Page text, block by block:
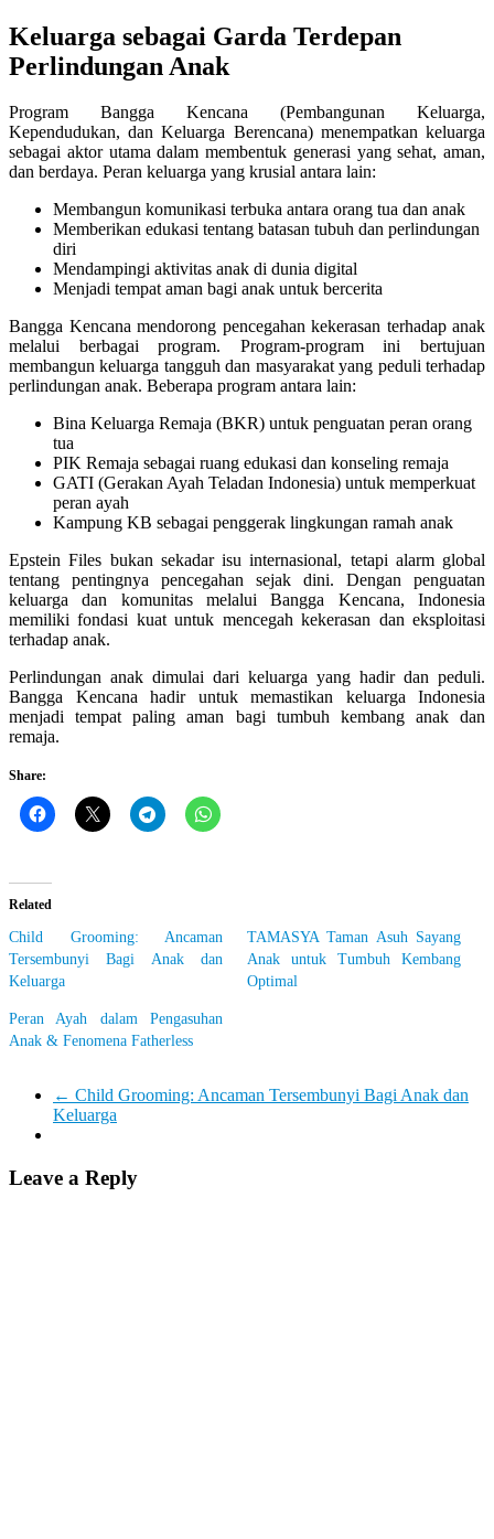
Keluarga sebagai Garda Terdepan
Perlindungan Anak
Program Bangga Kencana (Pembangunan Keluarga,
Kependudukan, dan Keluarga Berencana) menempatkan keluarga
sebagai aktor utama dalam membentuk generasi yang sehat, aman,
dan berdaya. Peran keluarga yang krusial antara lain:
Membangun komunikasi terbuka antara orang tua dan anak
Memberikan edukasi tentang batasan tubuh dan perlindungan
diri
Mendampingi aktivitas anak di dunia digital
Menjadi tempat aman bagi anak untuk bercerita
Bangga Kencana mendorong pencegahan kekerasan terhadap anak
melalui berbagai program. Program-program ini bertujuan
membangun keluarga tangguh dan masyarakat yang peduli terhadap
perlindungan anak. Beberapa program antara lain:
Bina Keluarga Remaja (BKR) untuk penguatan peran orang
tua
PIK Remaja sebagai ruang edukasi dan konseling remaja
GATI (Gerakan Ayah Teladan Indonesia) untuk memperkuat
peran ayah
Kampung KB sebagai penggerak lingkungan ramah anak
Epstein Files bukan sekadar isu internasional, tetapi alarm global
tentang pentingnya pencegahan sejak dini. Dengan penguatan
keluarga dan komunitas melalui Bangga Kencana, Indonesia
memiliki fondasi kuat untuk mencegah kekerasan dan eksploitasi
terhadap anak.
Perlindungan anak dimulai dari keluarga yang hadir dan peduli.
Bangga Kencana hadir untuk memastikan keluarga Indonesia
menjadi tempat paling aman bagi tumbuh kembang anak dan
remaja.
Share:
Related
Child Grooming: Ancaman
Tersembunyi Bagi Anak dan
Keluarga
TAMASYA Taman Asuh Sayang
Anak untuk Tumbuh Kembang
Optimal
Peran Ayah dalam Pengasuhan
Anak & Fenomena Fatherless
← Child Grooming: Ancaman Tersembunyi Bagi Anak dan
Keluarga
Leave a Reply